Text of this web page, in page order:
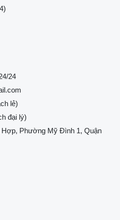
24
lẻ)
đại lý)
Hợp, Phường Mỹ Đình 1, Quận